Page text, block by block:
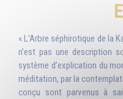
« L’Arbre séphirotique de la
n’est pas une description
système d’explication du
méditation, par la
conçu sont parvenus à